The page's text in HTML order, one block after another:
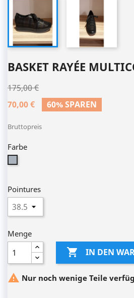
BASKET RAYÉE
175,00 €
70,00 €
60% SPAREN
Bruttopreis
Farbe
Pointures
Menge
 IN DEN
 Nur noch wenige Teile